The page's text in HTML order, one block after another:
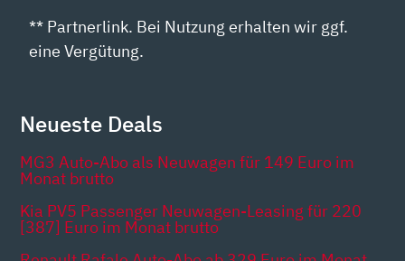
** Partnerlink. Bei Nutzung erhalten wir ggf.
eine Vergütung.
Neueste Deals
MG3 Auto-Abo als Neuwagen für 149 Euro im
Monat brutto
Kia PV5 Passenger Neuwagen-Leasing für 220
[387] Euro im Monat brutto